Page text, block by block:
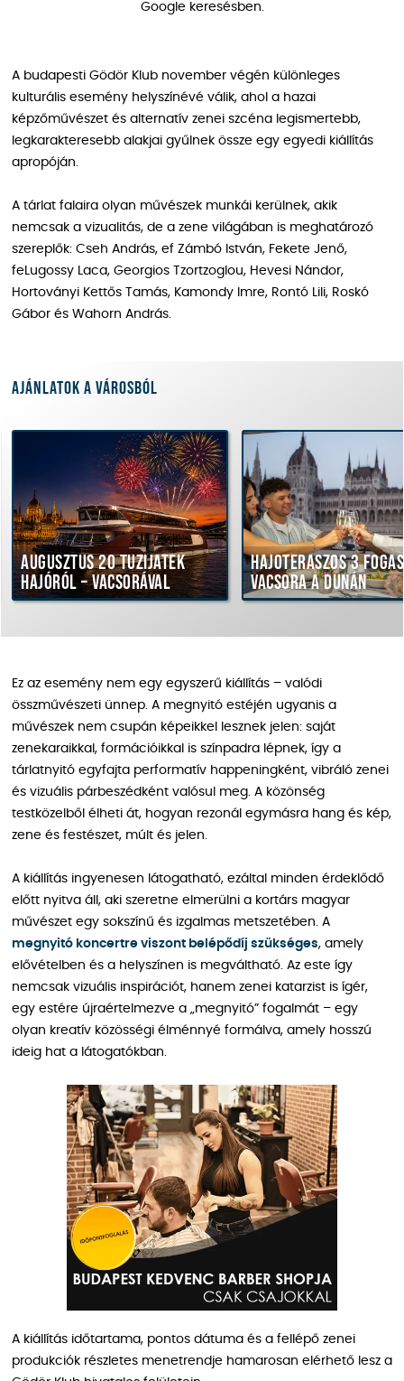
Google keresésben.
A budapesti Gödör Klub november végén különleges
kulturális esemény helyszínévé válik, ahol a hazai
képzőművészet és alternatív zenei szcéna legismertebb,
legkarakteresebb alakjai gyűlnek össze egy egyedi kiállítás
apropóján.
A tárlat falaira olyan művészek munkái kerülnek, akik
nemcsak a vizualitás, de a zene világában is meghatározó
szereplők: Cseh András, ef Zámbó István, Fekete Jenő,
feLugossy Laca, Georgios Tzortzoglou, Hevesi Nándor,
Hortoványi Kettős Tamás, Kamondy Imre, Rontó Lili, Roskó
Gábor és Wahorn András.
Ajánlatok a városból
Augusztus 20 tűzijáték
hajóról – vacsorával
Hajóteraszos 3
vacsora a Dunán
Ez az esemény nem egy egyszerű kiállítás – valódi
összművészeti ünnep. A megnyitó estéjén ugyanis a
művészek nem csupán képeikkel lesznek jelen: saját
zenekaraikkal, formációikkal is színpadra lépnek, így a
tárlatnyitó egyfajta performatív happeningként, vibráló zenei
és vizuális párbeszédként valósul meg. A közönség
testközelből élheti át, hogyan rezonál egymásra hang és kép,
zene és festészet, múlt és jelen.
A kiállítás ingyenesen látogatható, ezáltal minden érdeklődő
előtt nyitva áll, aki szeretne elmerülni a kortárs magyar
művészet egy sokszínű és izgalmas metszetében. A
megnyitó koncertre viszont belépődíj szükséges, amely
elővételben és a helyszínen is megváltható. Az este így
nemcsak vizuális inspirációt, hanem zenei katarzist is ígér,
egy estére újraértelmezve a „megnyitó” fogalmát – egy
olyan kreatív közösségi élménnyé formálva, amely hosszú
ideig hat a látogatókban.
A kiállítás időtartama, pontos dátuma és a fellépő zenei
produkciók részletes menetrendje hamarosan elérhető lesz a